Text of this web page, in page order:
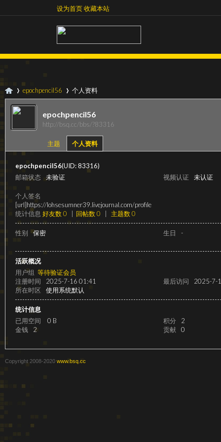
收藏本站设为首页收藏本站
速
›
epochpencil56 个人资料
epochpencil56
http://bsq.cc/bbs/?83316
主题 个人资料
epochpencil56(UID: 83316)
邮箱状态
未验证 视频认证 未认证
个人签名
[url]https://lohsesumner39.livejournal.com/profile
统计信息 好友数 0 回帖数 0 主题数 0
性别 保密 生日 -
活跃概况
用户组 等待验证会员
注册时间
2025-7-16 01:41 最后访问
2025-7-
所在时区
使用系统默认
统计信息
已用空间
0 B 积分
2
金钱
2 贡献 0
Copyright 2008-2020 www.bsq.cc